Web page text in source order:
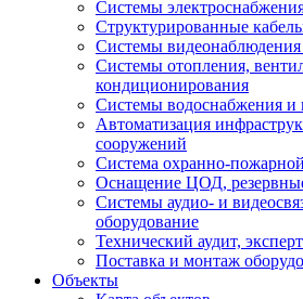
Системы
Структурированные
Системы
Системы отопления,
кондиционирования
Системы водоснабжения и
Автоматизация
сооружений
Система охранно-
Оснащение ЦОД,
Системы аудио- и
оборудование
Технический аудит,
Поставка и монтаж
Объекты